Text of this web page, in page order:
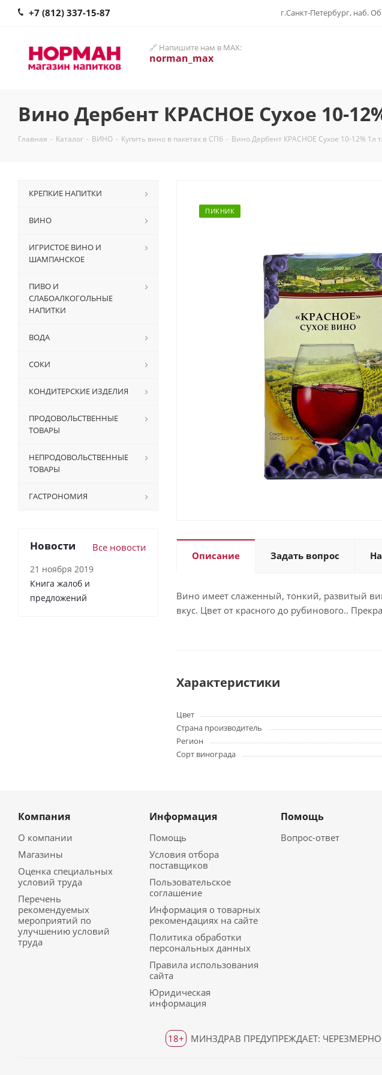
+7 (812) 337-15-87 г.Санкт-Петербург, наб.
🔗 Напишите нам в MAX:
norman_max
Вино Дербент КРАСНОЕ Сухое 10-
Главная - Каталог - ВИНО - Купить вино в пакетах в СПб - Вино Дербент КРАСНОЕ Сухое 10-12%
ПИКНИК
Описание Задать вопрос
Вино имеет слаженный, тонкий, развитый
вкус. Цвет от красного до рубинового..
Характеристики
Цвет
Страна производитель
Регион
Сорт винограда
КРЕПКИЕ НАПИТКИ
ВИНО
ИГРИСТОЕ ВИНО И
ШАМПАНСКОЕ
ПИВО И
СЛАБОАЛКОГОЛЬНЫЕ
НАПИТКИ
ВОДА
СОКИ
КОНДИТЕРСКИЕ ИЗДЕЛИЯ
ПРОДОВОЛЬСТВЕННЫЕ
ТОВАРЫ
НЕПРОДОВОЛЬСТВЕННЫЕ
ТОВАРЫ
ГАСТРОНОМИЯ
Новости Все новости
21 ноября 2019
Книга жалоб и
предложений
Компания
О компании
Магазины
Оценка специальных
условий труда
Перечень
рекомендуемых
мероприятий по
улучшению условий
труда
Информация
Помощь
Условия отбора
поставщиков
Пользовательское
соглашение
Информация о товарных
рекомендациях на сайте
Политика обработки
персональных данных
Правила использования
сайта
Юридическая
информация
Помощь
Вопрос-ответ
18+ МИНЗДРАВ ПРЕДУПРЕЖДАЕТ: